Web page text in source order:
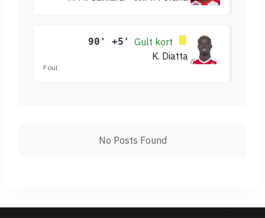
90' +5'
Gult kort
K. Diatta
Foul
No Posts Found